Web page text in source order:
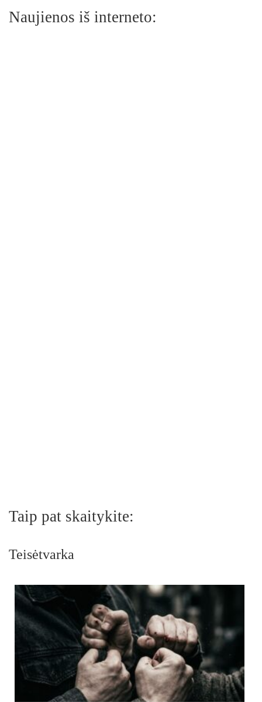
Naujienos iš interneto:
Taip pat skaitykite:
Teisėtvarka